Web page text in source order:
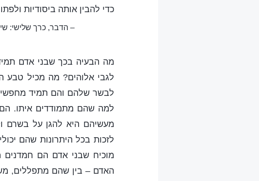
כדי להבין אותה ביסודיות
– הדבר, כרך שלישי:
מה הבעיה בכך שבני אדם
לגבי אלוהים? מה מכיל טבע
לבשר שלהם והם תמיד
למה שהם מתמודדים איתו.
מעשיהם היא להגן על בשרם
לזכות בכל היתרונות שהם
מוכיח שבני אדם הם חמדנים
האדם – בין שהם מתפללים,